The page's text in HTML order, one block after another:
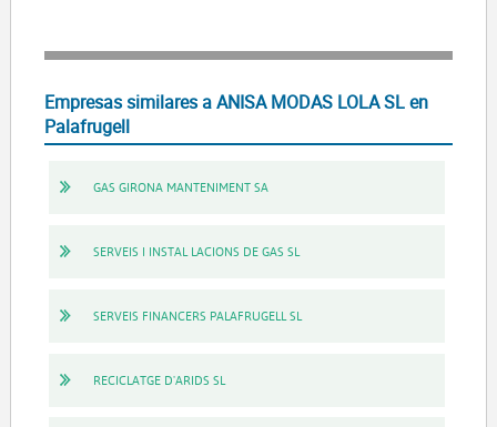
Empresas similares a ANISA MODAS LOLA SL en
Palafrugell
GAS GIRONA MANTENIMENT SA
SERVEIS I INSTAL LACIONS DE GAS SL
SERVEIS FINANCERS PALAFRUGELL SL
RECICLATGE D'ARIDS SL